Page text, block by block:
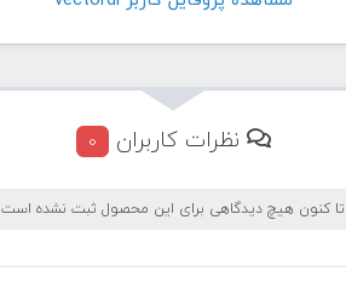
نظرات کاربران 0
تا کنون هیچ دیدگاهی برای این محصول ثبت نشده است